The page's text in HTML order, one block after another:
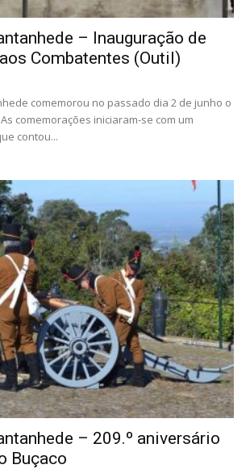
– Inauguração de
Combatentes (Outil)
comemorou no passado dia 2 de junho o
comemorações iniciaram-se com um
contou...
– 209.º aniversário
Buçaco